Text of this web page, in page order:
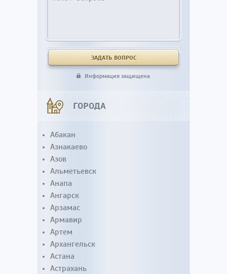
Информация защищена
ГОРОДА
Абакан
Азнакаево
Азов
Альметьевск
Анапа
Ангарск
Арзамас
Армавир
Артем
Архангельск
Астана
Астрахань